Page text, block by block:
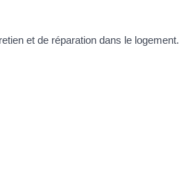
et de réparation dans le logement.